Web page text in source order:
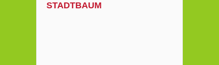
STADTBAUM